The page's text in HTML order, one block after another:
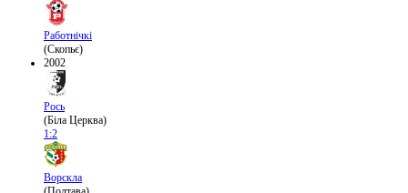
Работнічкі
(Скопьє)
2002
Рось
(Біла Церква)
1:2
Ворскла